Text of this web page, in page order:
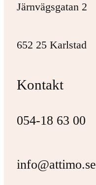
Järnvägsgatan 2
652 25 Karlstad
Kontakt
054-18 63 00
info@attimo.se